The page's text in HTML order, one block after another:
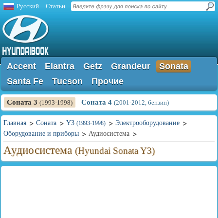
Русский Статьи
Accent Elantra Getz Grandeur
Sonata
Santa Fe
Tucson Прочие
Соната 3 (1993-1998) Соната 4 (2001-2012, бензин)
Главная Соната Y3 (1993-1998)
Электрооборудование
Оборудование и приборы
Аудиосистема
Аудиосистема (Hyundai Sonata Y3)